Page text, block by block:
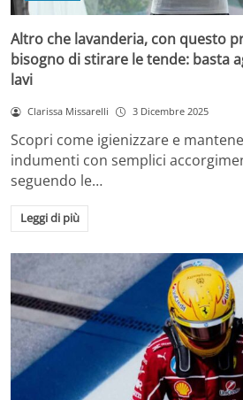
Altro che lavanderia, con questo
bisogno di stirare le tende: basta
lavi
Clarissa Missarelli 3 Dicembre 2025
Scopri come igienizzare e
indumenti con semplici
seguendo le…
Leggi di più